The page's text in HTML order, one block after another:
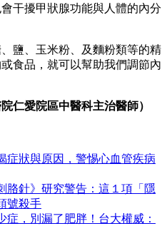
干擾甲狀腺功能與人體的內分
鹽、玉米粉、及麵粉類等的精
食品，就可以幫助我們調節內
仁愛院區中醫科主治醫師）
症狀與原因，警惕心血管疾病
胳針》研究警告：這１項「隱
號殺手
症，別漏了肥胖！台大權威：